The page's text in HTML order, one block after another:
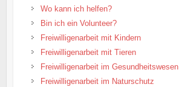
Wo kann ich helfen?
Bin ich ein Volunteer?
Freiwilligenarbeit mit Kindern
Freiwilligenarbeit mit Tieren
Freiwilligenarbeit im Gesundheitswesen
Freiwilligenarbeit im Naturschutz